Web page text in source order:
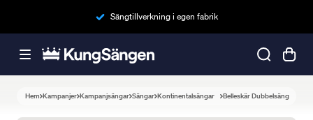
Sängtillverkning i egen fabrik
Hem Kampanjer Kampanjsängar Sängar Kontinentalsängar Belleskär Dubbelsäng